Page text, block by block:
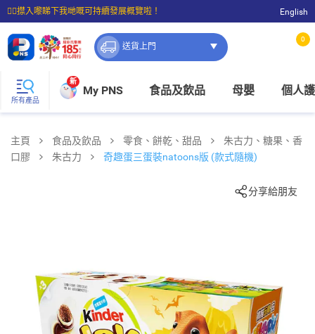
☝🏼㩒入嚟睇下我哋嘅可持續發展概覽啦！
⭐購物滿$399即享免費送貨；滿$100即可免費店取。
English
送貨上門
0
所有產品
新
My PNS 食品及飲品 母嬰 個人
主頁 食品及飲品 零食、餅乾、甜品
朱古力、糖果、香
口膠
朱古力 奇趣蛋三蛋裝natoons版 (款式隨機)
分享給朋友